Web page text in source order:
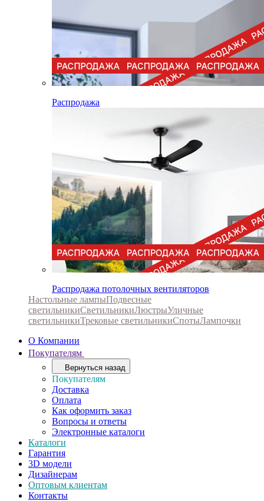
Распродажа
Распродажа потолочных вентиляторов
Настольные лампыПодвесные
светильникиСветильникиЛюстрыУличные
светильникиТрековые светильникиСпотыЛампочки
О Компании
Покупателям
Вернуться назад
Покупателям
Доставка
Оплата
Как оформить заказ
Вопросы и ответы
Электронные каталоги
Каталоги
Гарантия
3D модели
Дизайнерам
Оптовым клиентам
Контакты